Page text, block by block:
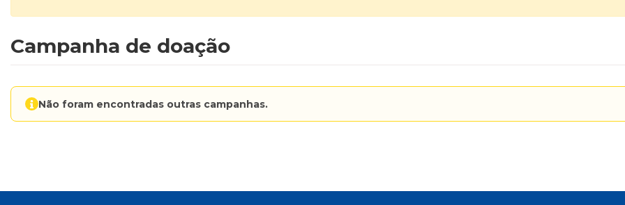
Campanha de doação
Não foram encontradas outras campanhas.